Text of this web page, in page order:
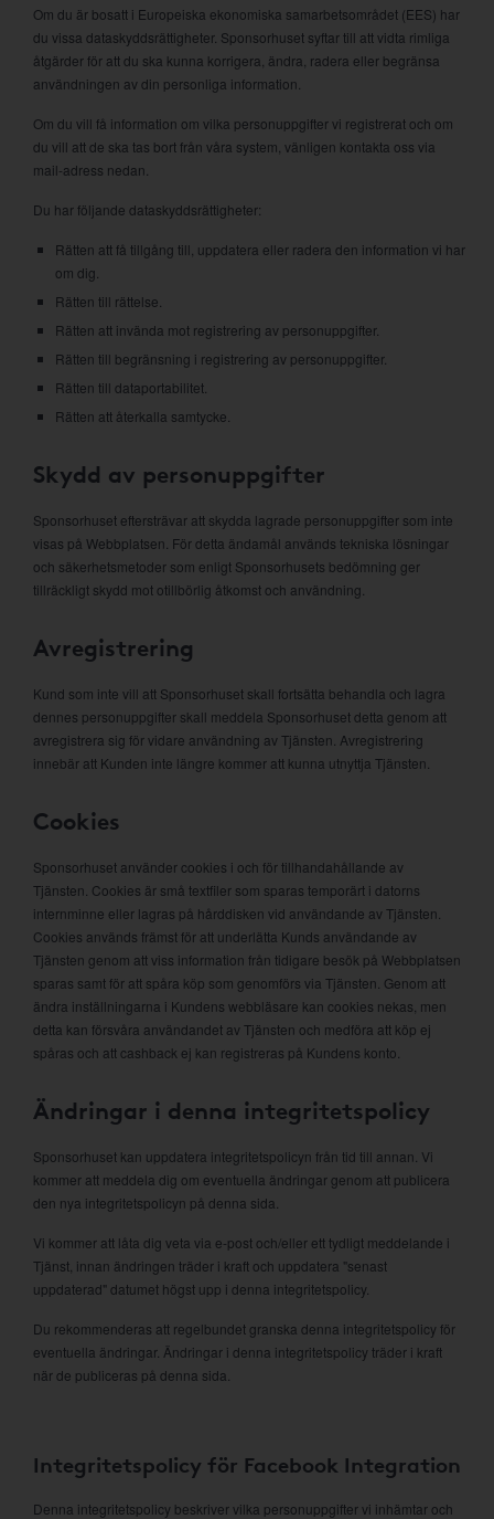
Om du är bosatt i Europeiska ekonomiska samarbetsområdet (EES) har
du vissa dataskyddsrättigheter. Sponsorhuset syftar till att vidta rimliga
åtgärder för att du ska kunna korrigera, ändra, radera eller begränsa
användningen av din personliga information.
Om du vill få information om vilka personuppgifter vi registrerat och om
du vill att de ska tas bort från våra system, vänligen kontakta oss via
mail-adress nedan.
Du har följande dataskyddsrättigheter:
Rätten att få tillgång till, uppdatera eller radera den information vi har
om dig.
Rätten till rättelse.
Rätten att invända mot registrering av personuppgifter.
Rätten till begränsning i registrering av personuppgifter.
Rätten till dataportabilitet.
Rätten att återkalla samtycke.
Skydd av personuppgifter
Sponsorhuset eftersträvar att skydda lagrade personuppgifter som inte
visas på Webbplatsen. För detta ändamål används tekniska lösningar
och säkerhetsmetoder som enligt Sponsorhusets bedömning ger
tillräckligt skydd mot otillbörlig åtkomst och användning.
Avregistrering
Kund som inte vill att Sponsorhuset skall fortsätta behandla och lagra
dennes personuppgifter skall meddela Sponsorhuset detta genom att
avregistrera sig för vidare användning av Tjänsten. Avregistrering
innebär att Kunden inte längre kommer att kunna utnyttja Tjänsten.
Cookies
Sponsorhuset använder cookies i och för tillhandahållande av
Tjänsten. Cookies är små textfiler som sparas temporärt i datorns
internminne eller lagras på hårddisken vid användande av Tjänsten.
Cookies används främst för att underlätta Kunds användande av
Tjänsten genom att viss information från tidigare besök på Webbplatsen
sparas samt för att spåra köp som genomförs via Tjänsten. Genom att
ändra inställningarna i Kundens webbläsare kan cookies nekas, men
detta kan försvåra användandet av Tjänsten och medföra att köp ej
spåras och att cashback ej kan registreras på Kundens konto.
Ändringar i denna integritetspolicy
Sponsorhuset kan uppdatera integritetspolicyn från tid till annan. Vi
kommer att meddela dig om eventuella ändringar genom att publicera
den nya integritetspolicyn på denna sida.
Vi kommer att låta dig veta via e-post och/eller ett tydligt meddelande i
Tjänst, innan ändringen träder i kraft och uppdatera "senast
uppdaterad" datumet högst upp i denna integritetspolicy.
Du rekommenderas att regelbundet granska denna integritetspolicy för
eventuella ändringar. Ändringar i denna integritetspolicy träder i kraft
när de publiceras på denna sida.
Integritetspolicy för Facebook Integration
Denna integritetspolicy beskriver vilka personuppgifter vi inhämtar och